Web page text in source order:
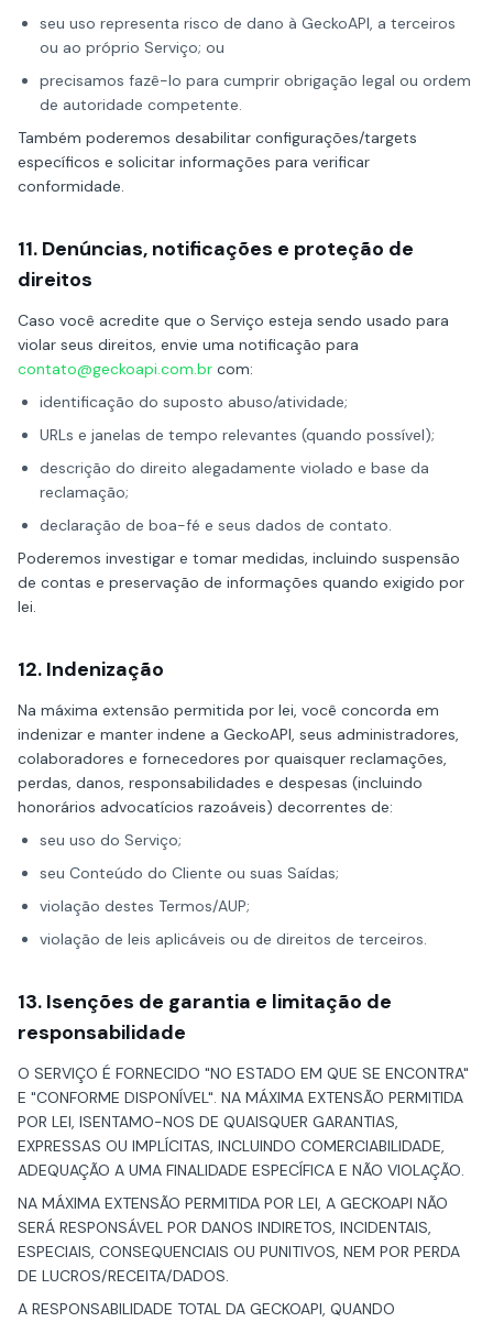
seu uso representa risco de dano à GeckoAPI, a terceiros
ou ao próprio Serviço; ou
precisamos fazê-lo para cumprir obrigação legal ou ordem
de autoridade competente.
Também poderemos desabilitar configurações/targets
específicos e solicitar informações para verificar
conformidade.
11. Denúncias, notificações e proteção de
direitos
Caso você acredite que o Serviço esteja sendo usado para
violar seus direitos, envie uma notificação para
contato@geckoapi.com.br com:
identificação do suposto abuso/atividade;
URLs e janelas de tempo relevantes (quando possível);
descrição do direito alegadamente violado e base da
reclamação;
declaração de boa-fé e seus dados de contato.
Poderemos investigar e tomar medidas, incluindo suspensão
de contas e preservação de informações quando exigido por
lei.
12. Indenização
Na máxima extensão permitida por lei, você concorda em
indenizar e manter indene a GeckoAPI, seus administradores,
colaboradores e fornecedores por quaisquer reclamações,
perdas, danos, responsabilidades e despesas (incluindo
honorários advocatícios razoáveis) decorrentes de:
seu uso do Serviço;
seu Conteúdo do Cliente ou suas Saídas;
violação destes Termos/AUP;
violação de leis aplicáveis ou de direitos de terceiros.
13. Isenções de garantia e limitação de
responsabilidade
O SERVIÇO É FORNECIDO "NO ESTADO EM QUE SE ENCONTRA"
E "CONFORME DISPONÍVEL". NA MÁXIMA EXTENSÃO PERMITIDA
POR LEI, ISENTAMO-NOS DE QUAISQUER GARANTIAS,
EXPRESSAS OU IMPLÍCITAS, INCLUINDO COMERCIABILIDADE,
ADEQUAÇÃO A UMA FINALIDADE ESPECÍFICA E NÃO VIOLAÇÃO.
NA MÁXIMA EXTENSÃO PERMITIDA POR LEI, A GECKOAPI NÃO
SERÁ RESPONSÁVEL POR DANOS INDIRETOS, INCIDENTAIS,
ESPECIAIS, CONSEQUENCIAIS OU PUNITIVOS, NEM POR PERDA
DE LUCROS/RECEITA/DADOS.
A RESPONSABILIDADE TOTAL DA GECKOAPI, QUANDO